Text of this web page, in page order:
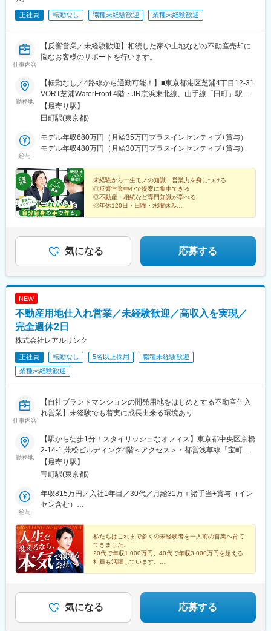
正社員 転勤なし 職種未経験歓迎 業種未経験歓迎
仕事内容
【反響営業／未経験歓迎】相続した家や土地などの不動産売却に
悩むお客様のサポートを行います。
勤務地
【転勤なし／4路線から通勤可能！】■東京都港区芝浦4丁目12-31
VORT芝浦WaterFront 4階・JR京浜東北線、山手線「田町」駅よ
り徒歩約10分・都営地下鉄浅草線、三田線「三田」駅より徒歩約
15分★ランチスポット充実★コンビニはもちろん、牛丼チェーン
ん！★眺めのいいオフィス★「芝浦」は、東京都港区の中でもゆ
ったりしたオフィス街。その大きな理由は、街全体を流れる「芝
見えるオフィスは当社の自慢。リフレッシュできる環境で仕事を
頑張れます。※受動喫煙対策：敷地内全面禁煙
【最寄り駅】
田町駅(東京都)
給与
モデル年収680万円（月給35万円プラスインセンティブ+賞与）
モデル年収480万円（月給30万円プラスインセンティブ+賞与）
未経験から一生モノの知識・営業力を身につける
◎反響営業中心で提案に集中できる
◎不動産・相続など専門知識が学べる
◎年休120日・日曜・水曜休み
気になる 応募する
NEW
不動産用地仕入れ営業／未経験歓迎／高収入を実現／
完全週休2日
株式会社レアルリンク
正社員 転勤なし 5名以上採用
職種未経験歓迎
業種未経験歓迎
仕事内容
【自社ブランドマンションの開発用地をはじめとする不動産仕入
れ営業】未経験でも着実に成長出来る環境あり
勤務地
【駅から徒歩1分！スタイリッシュなオフィス】東京都中央区京橋
2-14-1 兼松ビルディング4階＜アクセス＞・都営浅草線「宝町
駅」より徒歩1分・東京メトロ銀座線「京橋駅」より徒歩5分・
「銀座1丁目駅」「八丁堀駅」「東京駅」からも徒歩圏内※転勤は
【最寄り駅】
宝町駅(東京都)
給与
年収815万円／入社1年目／30代／月給31万＋諸手当+賞与（イン
セン含む）
ンセン含む）
私たちはこれまで多くの未経験者を一人前の営業へ育て
てきました。
20代で年収1,000万円、40代で年収3,000万円を超える
社員も活躍しています。
■資格手当
■高額インセンティブ制度
気になる 応募する